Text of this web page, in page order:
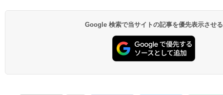
Google 検索で当サイトの記事を優先表示させる